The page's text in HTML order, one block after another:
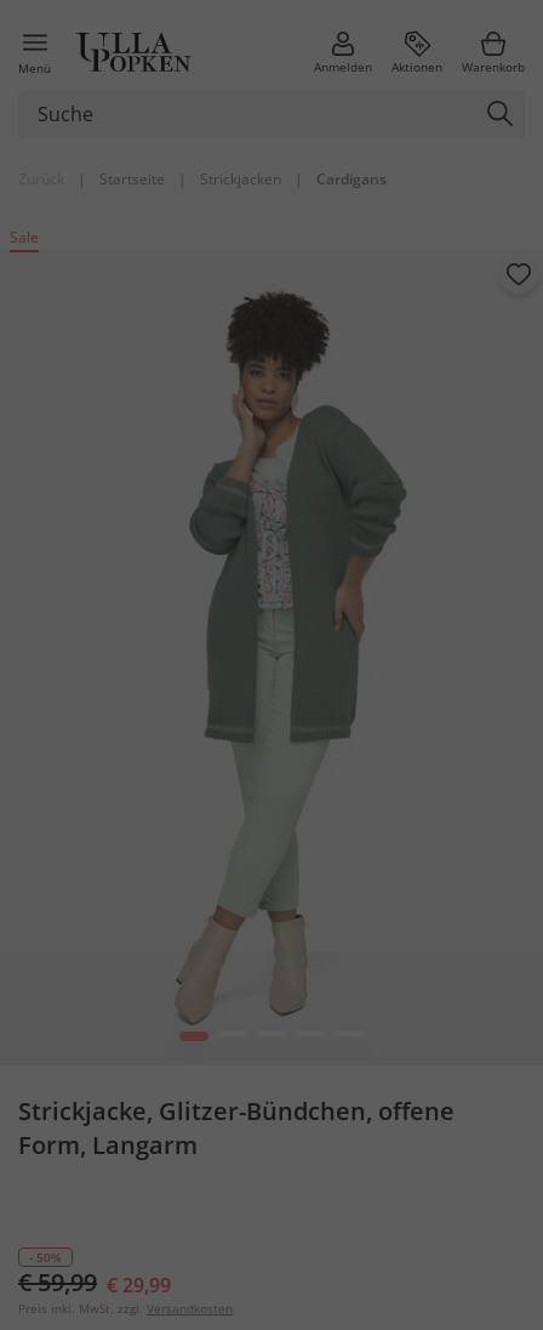
Menü Anmelden Aktionen Warenkorb
| Startseite | Strickjacken | Cardigans
Sale
1
Strickjacke, Glitzer-Bündchen, offene
Form, Langarm
- 50%
€ 59,99 € 29,99
Preis inkl. MwSt. zzgl. Versandkosten